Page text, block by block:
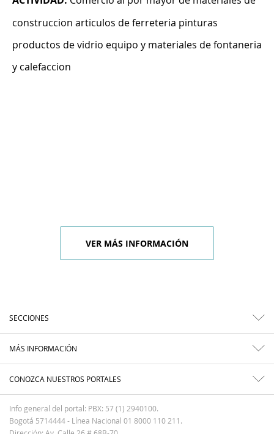
construccion articulos de ferreteria pinturas
productos de vidrio equipo y materiales de fontaneria
y calefaccion
VER MÁS INFORMACIÓN
SECCIONES
MÁS INFORMACIÓN
CONOZCA NUESTROS PORTALES
Info general del portal: PBX: 57 (1) 2940100.
Bogotá 5714444 - Línea Nacional 01 8000 110 211.